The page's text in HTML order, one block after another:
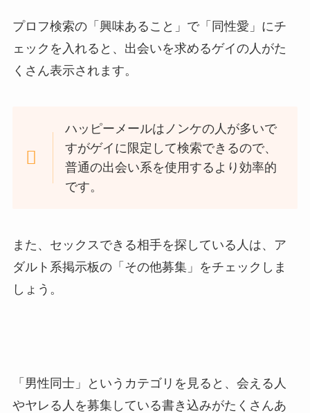
プロフ検索の「興味あること」で「同性愛」にチ
ェックを入れると、出会いを求めるゲイの人がた
くさん表示されます。
ハッピーメールはノンケの人が多いで
すがゲイに限定して検索できるので、
普通の出会い系を使用するより効率的
です。
また、セックスできる相手を探している人は、ア
ダルト系掲示板の「その他募集」をチェックしま
しょう。
「男性同士」というカテゴリを見ると、会える人
やヤレる人を募集している書き込みがたくさんあ